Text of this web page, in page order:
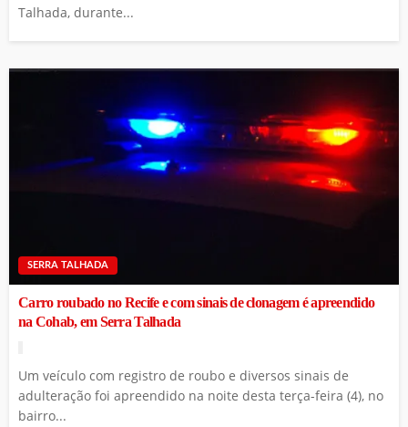
Talhada, durante...
SERRA TALHADA
Carro roubado no Recife e com sinais de clonagem é apreendido
na Cohab, em Serra Talhada
Um veículo com registro de roubo e diversos sinais de
adulteração foi apreendido na noite desta terça-feira (4), no
bairro...